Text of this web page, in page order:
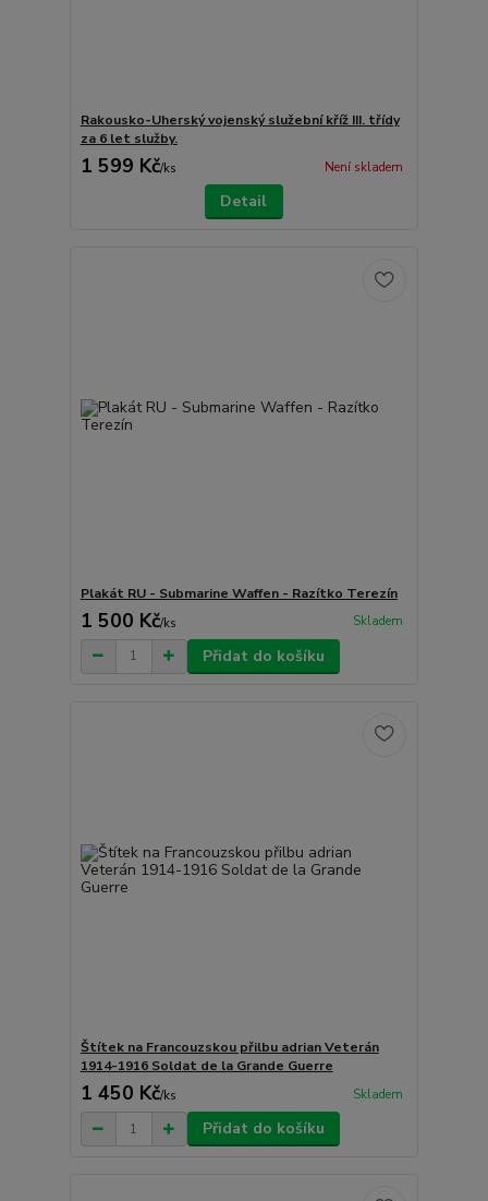
Rakousko-Uherský vojenský služební kříž III. třídy
za 6 let služby.
1 599 Kč/ks Není skladem
Detail
Plakát RU - Submarine Waffen - Razítko Terezín
1 500 Kč/ks Skladem
Přidat do košíku
Štítek na Francouzskou přilbu adrian Veterán
1914-1916 Soldat de la Grande Guerre
1 450 Kč/ks Skladem
Přidat do košíku